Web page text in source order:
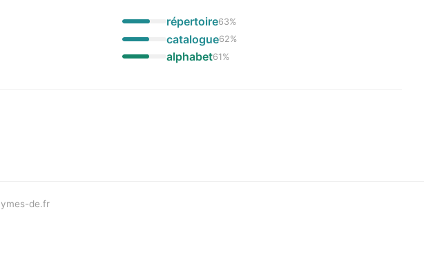
répertoire63%
catalogue62%
alphabet61 %
de.fr